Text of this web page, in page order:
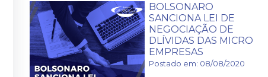
BOLSONARO
SANCIONA LEI DE
NEGOCIAÇÃO DE
DLÍVIDAS DAS MICRO
EMPRESAS
Postado em: 08/08/2020